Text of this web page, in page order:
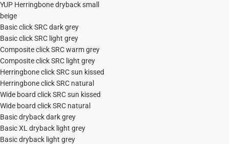
YUP Herringbone dryback small
beige
Basic click SRC dark grey
Basic click SRC light grey
Composite click SRC warm grey
Composite click SRC light grey
Herringbone click SRC sun kissed
Herringbone click SRC natural
Wide board click SRC sun kissed
Wide board click SRC natural
Basic dryback dark grey
Basic XL dryback light grey
Basic dryback light grey